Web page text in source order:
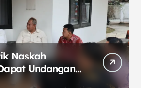
Naskah
Undangan